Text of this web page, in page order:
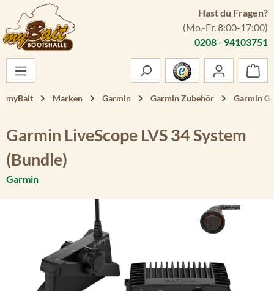
Zum Hauptinhalt springen
Hast du Fragen?
(Mo.-Fr. 8:00-17:00)
0208 - 94103751
myBait Marken Garmin Garmin Zubehör Garmin
Garmin LiveScope LVS 34 System
(Bundle)
Garmin
Bildergalerie überspringen